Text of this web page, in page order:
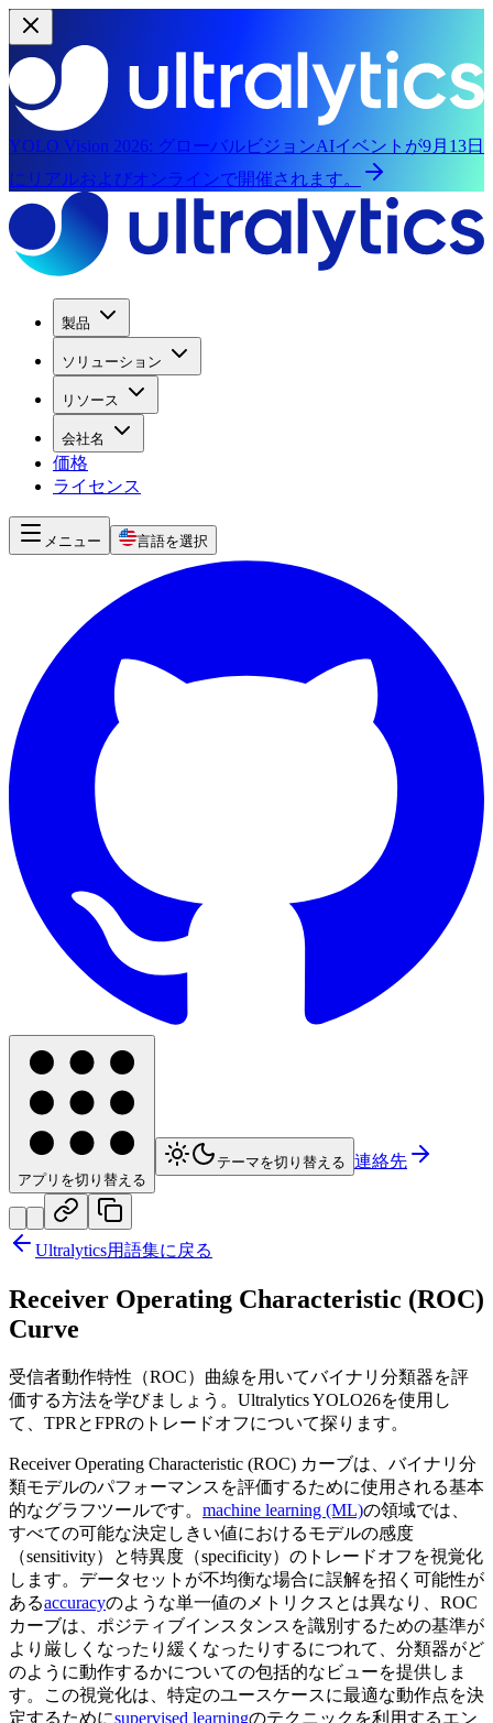
YOLO Vision 2026: グローバルビジョンAIイベントが9月13日
にリアルおよびオンラインで開催されます。
製品
ソリューション
リソース
会社名
価格
ライセンス
メニュー 言語を選択
アプリを切り替える
テーマを切り替える 連絡先
Ultralytics用語集に戻る
Receiver Operating Characteristic (ROC)
Curve
受信者動作特性（ROC）曲線を用いてバイナリ分類器を評
価する方法を学びましょう。Ultralytics YOLO26を使用し
て、TPRとFPRのトレードオフについて探ります。
Receiver Operating Characteristic (ROC) カーブは、バイナリ分
類モデルのパフォーマンスを評価するために使用される基本
的なグラフツールです。 machine learning (ML)の領域では、
すべての可能な決定しきい値におけるモデルの感度
（sensitivity）と特異度（specificity）のトレードオフを視覚化
します。データセットが不均衡な場合に誤解を招く可能性が
あるaccuracyのような単一値のメトリクスとは異なり、ROC
カーブは、ポジティブインスタンスを識別するための基準が
より厳しくなったり緩くなったりするにつれて、分類器がど
のように動作するかについての包括的なビューを提供しま
す。この視覚化は、特定のユースケースに最適な動作点を決
定するためにsupervised learningのテクニックを利用するエン